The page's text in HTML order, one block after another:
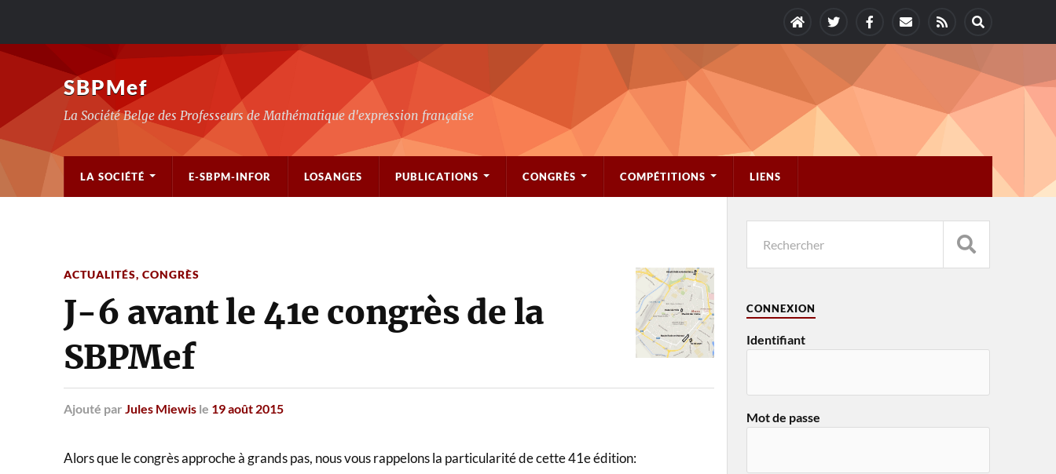
SBPMef
La Société Belge des Professeurs de Mathématique d'expression française
LA SOCIÉTÉ E-SBPM-INFOR LOSANGES PUBLICATIONS CONGRÈS COMPÉTITIONS LIENS
ACTUALITÉS, CONGRÈS
J-6 avant le 41e congrès de la
SBPMef
Ajouté par Jules Miewis le 19 août 2015
Alors que le congrès approche à grands pas, nous vous rappelons la particularité de cette 41e édition:
CONNEXION
Identifiant
Mot de passe